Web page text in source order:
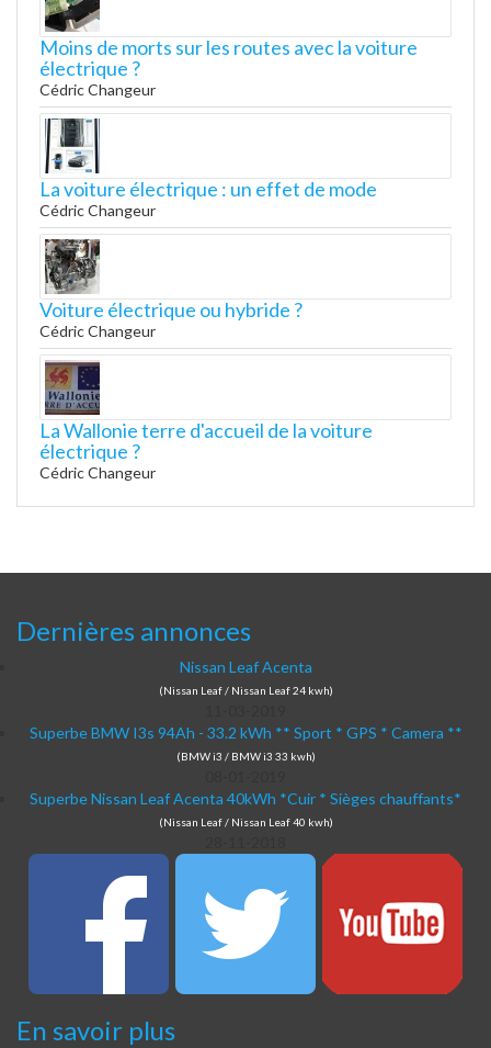
Moins de morts sur les routes avec la voiture
électrique ?
Cédric Changeur
La voiture électrique : un effet de mode
Cédric Changeur
Voiture électrique ou hybride ?
Cédric Changeur
La Wallonie terre d'accueil de la voiture
électrique ?
Cédric Changeur
Dernières annonces
Nissan Leaf Acenta
(Nissan Leaf / Nissan Leaf 24 kwh)
Superbe BMW I3s 94Ah - 33.2 kWh ** Sport * GPS * Camera **
(BMW i3 / BMW i3 33 kwh)
Superbe Nissan Leaf Acenta 40kWh *Cuir * Sièges chauffants*
(Nissan Leaf / Nissan Leaf 40 kwh)
En savoir plus